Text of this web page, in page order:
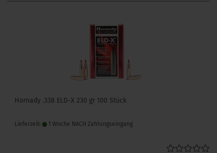
Hornady .338 ELD-X 230 gr 100 Stück
Lieferzeit: 1 Woche NACH Zahlungseingang